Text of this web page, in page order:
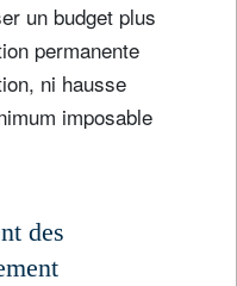
un budget plus
permanente
ni hausse
imposable
des